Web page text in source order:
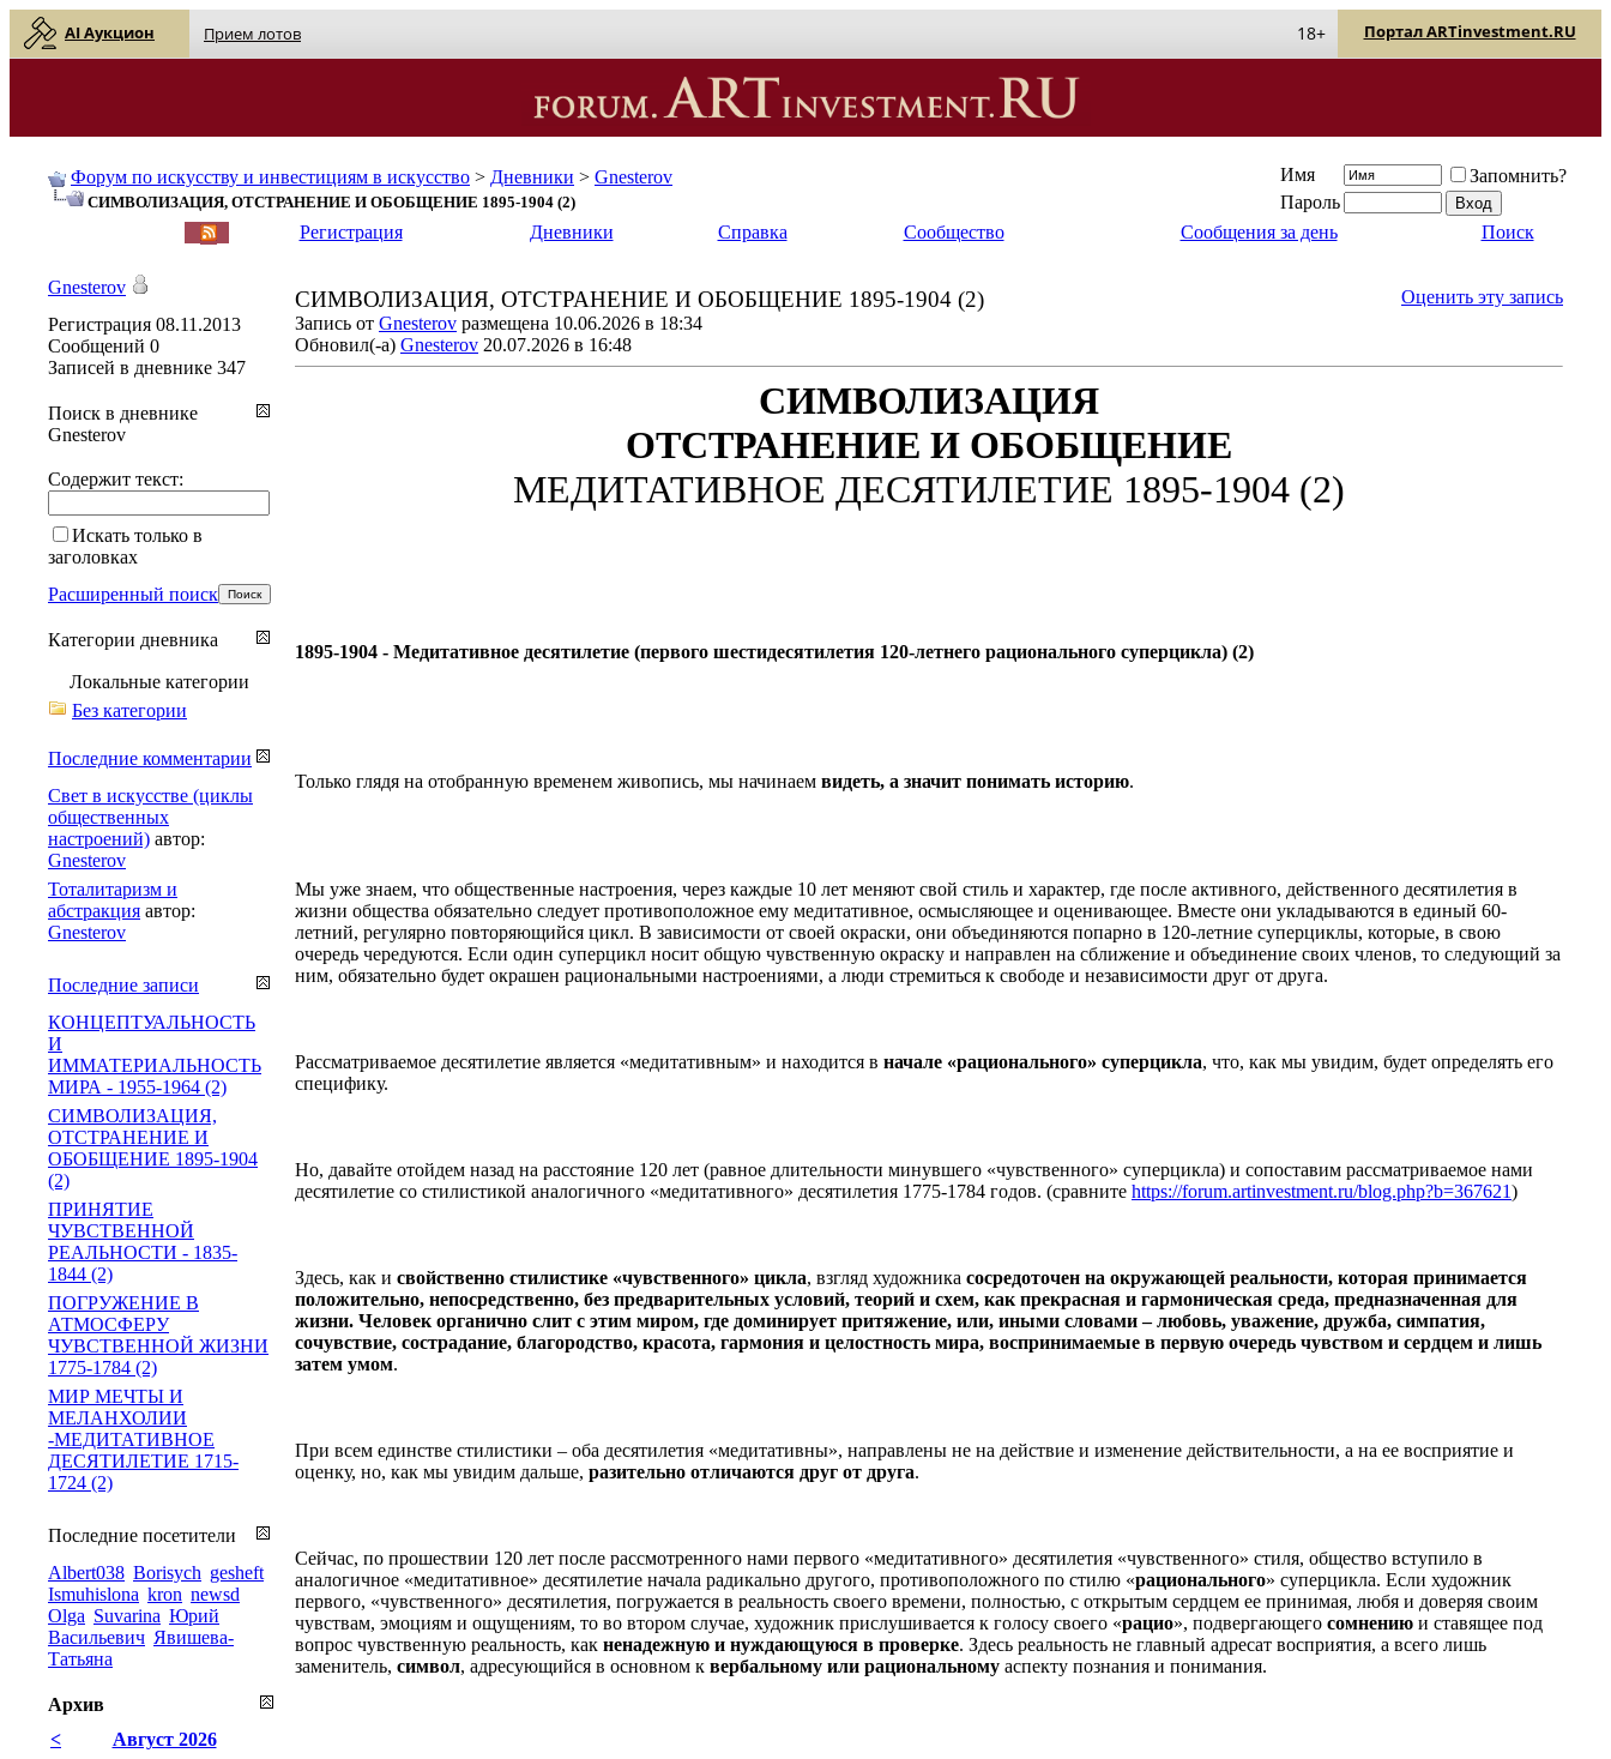
AI Аукцион Прием лотов Портал ARTinvestment.RU
18+
Форум по искусству и инвестициям в искусство > Дневники > Gnesterov
СИМВОЛИЗАЦИЯ, ОТСТРАНЕНИЕ И ОБОБЩЕНИЕ 1895-1904 (2)
Имя
Запомнить?
Пароль
Регистрация Дневники Справка Сообщество Сообщения за день Поиск
Оценить эту запись
СИМВОЛИЗАЦИЯ, ОТСТРАНЕНИЕ И ОБОБЩЕНИЕ 1895-1904 (2)
Запись от Gnesterov размещена 10.06.2026 в 18:34
Обновил(-а) Gnesterov 20.07.2026 в 16:48
СИМВОЛИЗАЦИЯ
ОТСТРАНЕНИЕ И ОБОБЩЕНИЕ
МЕДИТАТИВНОЕ ДЕСЯТИЛЕТИЕ 1895-1904 (2)
1895-1904 - Медитативное десятилетие (первого шестидесятилетия 120-летнего рационального суперцикла) (2)
Только глядя на отобранную временем живопись, мы начинаем видеть, а значит понимать историю.
Мы уже знаем, что общественные настроения, через каждые 10 лет меняют свой стиль и характер, где после активного, действенного десятилетия в
жизни общества обязательно следует противоположное ему медитативное, осмысляющее и оценивающее. Вместе они укладываются в единый 60-
летний, регулярно повторяющийся цикл. В зависимости от своей окраски, они объединяются попарно в 120-летние суперциклы, которые, в свою
очередь чередуются. Если один суперцикл носит общую чувственную окраску и направлен на сближение и объединение своих членов, то следующий за
ним, обязательно будет окрашен рациональными настроениями, а люди стремиться к свободе и независимости друг от друга.
Рассматриваемое десятилетие является «медитативным» и находится в начале «рационального» суперцикла, что, как мы увидим, будет определять его
специфику.
Но, давайте отойдем назад на расстояние 120 лет (равное длительности минувшего «чувственного» суперцикла) и сопоставим рассматриваемое нами
десятилетие со стилистикой аналогичного «медитативного» десятилетия 1775-1784 годов. (сравните https://forum.artinvestment.ru/blog.php?b=367621)
Здесь, как и свойственно стилистике «чувственного» цикла, взгляд художника сосредоточен на окружающей реальности, которая принимается
положительно, непосредственно, без предварительных условий, теорий и схем, как прекрасная и гармоническая среда, предназначенная для
жизни. Человек органично слит с этим миром, где доминирует притяжение, или, иными словами – любовь, уважение, дружба, симпатия,
сочувствие, сострадание, благородство, красота, гармония и целостность мира, воспринимаемые в первую очередь чувством и сердцем и лишь
затем умом.
При всем единстве стилистики – оба десятилетия «медитативны», направлены не на действие и изменение действительности, а на ее восприятие и
оценку, но, как мы увидим дальше, разительно отличаются друг от друга.
Сейчас, по прошествии 120 лет после рассмотренного нами первого «медитативного» десятилетия «чувственного» стиля, общество вступило в
аналогичное «медитативное» десятилетие начала радикально другого, противоположного по стилю «рационального» суперцикла. Если художник
первого, «чувственного» десятилетия, погружается в реальность своего времени, полностью, с открытым сердцем ее принимая, любя и доверяя своим
чувствам, эмоциям и ощущениям, то во втором случае, художник прислушивается к голосу своего «рацио», подвергающего сомнению и ставящее под
вопрос чувственную реальность, как ненадежную и нуждающуюся в проверке. Здесь реальность не главный адресат восприятия, а всего лишь
заменитель, символ, адресующийся в основном к вербальному или рациональному аспекту познания и понимания.
Gnesterov
Регистрация 08.11.2013
Сообщений 0
Записей в дневнике 347
Поиск в дневнике
Gnesterov
Содержит текст:
Искать только в
заголовках
Расширенный поиск
Категории дневника
Локальные категории
Без категории
Последние комментарии
Свет в искусстве (циклы
общественных
настроений) автор:
Gnesterov
Тоталитаризм и
абстракция автор:
Gnesterov
Последние записи
КОНЦЕПТУАЛЬНОСТЬ
И
ИММАТЕРИАЛЬНОСТЬ
МИРА - 1955-1964 (2)
СИМВОЛИЗАЦИЯ,
ОТСТРАНЕНИЕ И
ОБОБЩЕНИЕ 1895-1904
(2)
ПРИНЯТИЕ
ЧУВСТВЕННОЙ
РЕАЛЬНОСТИ - 1835-
1844 (2)
ПОГРУЖЕНИЕ В
АТМОСФЕРУ
ЧУВСТВЕННОЙ ЖИЗНИ
1775-1784 (2)
МИР МЕЧТЫ И
МЕЛАНХОЛИИ
-МЕДИТАТИВНОЕ
ДЕСЯТИЛЕТИЕ 1715-
1724 (2)
Последние посетители
Albert038 Borisych gesheft
Ismuhislona kron newsd
Olga Suvarina Юрий
Васильевич Явишева-
Татьяна
Архив
<
Август 2026